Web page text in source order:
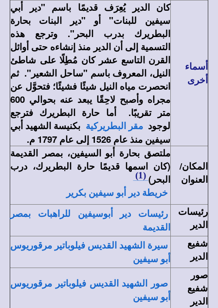
أسماء
أخرى
كان الدير يُعِرَف قديمًا باسم "دير أبي
سيفين للبنات" أو "دير البنات بحارة
البطريرك بدرب البحر". وترجع هذه
التسمية إلى أن الدير منذ إنشاءه حتى أوائل
القرن التاسع عشر كان مُطِلًا على شاطئ
النيل، المعروف باسم "ساحل الشعير". ثم
انحصرت مياه النيل شيئًا فشيئًا؛ فتحوَّل عن
مجراه وأصبح لاحِقًا يبعد عنه بحوالي 600
متر تقريبًا. أما حارة البطريرك فترجع
لوجود مقر البطريركية بكنيسة الشهيد أبي
سيفين منذ عام 1526 إلى عام 1797 م.
المكان/
العنوان
ملتصق بحارة أبو السيفين، بمصر القديمة
(كان اسمها قديمًا حارة البطريرك، درب
البحر) (1)
خريطة دير أبو سيفين بكرير
رئيسات
الدير
رئيسات دير أبوسيفين للراهبات بمصر
القديمة
شفيع
الدير
سيرة الشهيد القديس فيلوباتير مرقوريوس
أبو سيفين
صور
شفيع
الدير
صور
الشهيد القديس فيلوباتير مرقوريوس
أبو سيفين